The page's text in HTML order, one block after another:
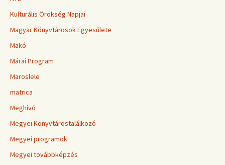
Kulturális Örökség Napjai
Magyar Könyvtárosok Egyesülete
Makó
Márai Program
Maroslele
matrica
Meghívó
Megyei Könyvtárostalálkozó
Megyei programok
Megyei továbbképzés